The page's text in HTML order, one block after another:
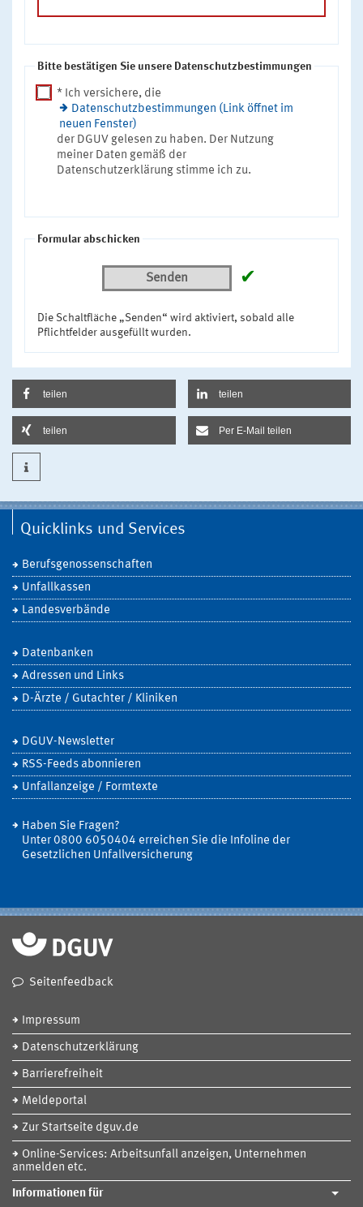
Bitte bestätigen Sie unsere Datenschutzbestimmungen
* Ich versichere, die
Datenschutzbestimmungen (Link öffnet im
neuen Fenster)
der DGUV gelesen zu haben. Der Nutzung
meiner Daten gemäß der
Datenschutzerklärung stimme ich zu.
Formular abschicken
Senden ✔
Die Schaltfläche „Senden“ wird aktiviert, sobald alle
Pflichtfelder ausgefüllt wurden.
teilen teilen
teilen Per E-Mail teilen
Quicklinks und Services
Berufsgenossenschaften
Unfallkassen
Landesverbände
Datenbanken
Adressen und Links
D-Ärzte / Gutachter / Kliniken
DGUV-Newsletter
RSS-Feeds abonnieren
Unfallanzeige / Formtexte
Haben Sie Fragen?
Unter 0800 6050404 erreichen Sie die Infoline der
Gesetzlichen Unfallversicherung
Seitenfeedback
Impressum
Datenschutzerklärung
Barrierefreiheit
Meldeportal
Zur Startseite dguv.de
Online-Services: Arbeitsunfall anzeigen, Unternehmen
anmelden etc.
Informationen für